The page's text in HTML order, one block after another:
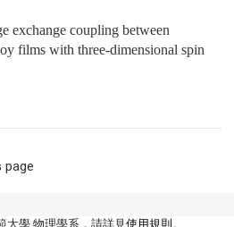
exchange coupling between
films with three-dimensional spin
page
大學 物理學系，請詳見使用規則 。